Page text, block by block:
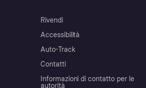
Rivendi
Accessibilità
Auto-Track
Contatti
Informazioni di contatto per le
autorità